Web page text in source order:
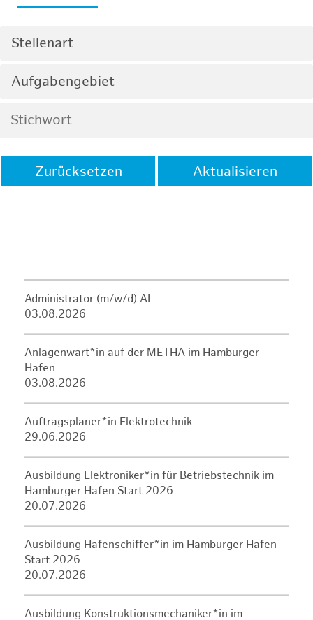
Stellenart
Aufgabengebiet
Zurücksetzen Aktualisieren
Administrator (m/w/d) AI
03.08.2026
Anlagenwart*in auf der METHA im Hamburger
Hafen
03.08.2026
Auftragsplaner*in Elektrotechnik
29.06.2026
Ausbildung Elektroniker*in für Betriebstechnik im
Hamburger Hafen Start 2026
20.07.2026
Ausbildung Hafenschiffer*in im Hamburger Hafen
Start 2026
20.07.2026
Ausbildung Konstruktionsmechaniker*in im